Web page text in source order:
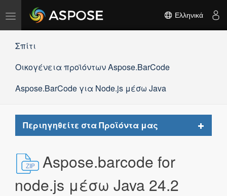
Εναλλαγή
πλοήγησης
Ελληνικά
Σπίτι
Οικογένεια προϊόντων Aspose.BarCode
Aspose.BarCode για Node.js μέσω Java
Περιηγηθείτε στα Προϊόντα μας
Toggle
Aspose.barcode for
node.js μέσω Java 24.2